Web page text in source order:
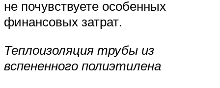
не почувствуете особенных
финансовых затрат.
Теплоизоляция трубы из
вспененного полиэтилена